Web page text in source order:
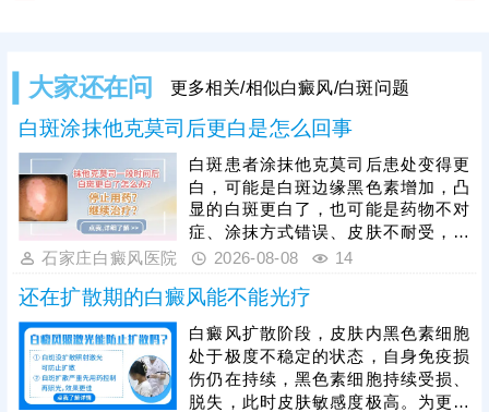
大家还在问 更多相关/相似白癜风/白斑问题
白斑涂抹他克莫司后更白是怎么回事
白斑患者涂抹他克莫司后患处变得更
白，可能是白斑边缘黑色素增加，凸
显的白斑更白了，也可能是药物不对
症、涂抹方式错误、皮肤不耐受，刺
激局部皮肤，导致黑色素细胞受损加
白。他克莫司属于处方药，患者不可
自行购买、胡乱涂抹，必须在医生指
导下对症使用，规避用药风险。临床
中常建议搭配308激光照射联合治
疗，可提升黑色素细胞修复效率，强
石家庄白癜风医院 2026-08-08 14
还在扩散期的白癜风能不能光疗
白癜风扩散阶段，皮肤内黑色素细胞
处于极度不稳定的状态，自身免疫损
伤仍在持续，黑色素细胞持续受损、
脱失，此时皮肤敏感度极高。为更好